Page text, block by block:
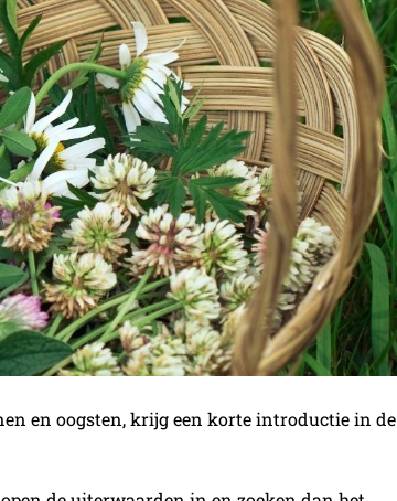
en oogsten, krijg een korte introductie in de